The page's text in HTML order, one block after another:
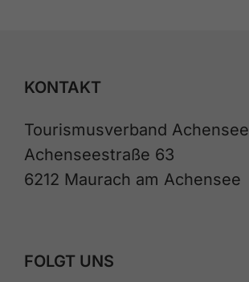
KONTAKT
Tourismusverband Achensee
Achenseestraße 63
6212 Maurach am Achensee
FOLGT UNS